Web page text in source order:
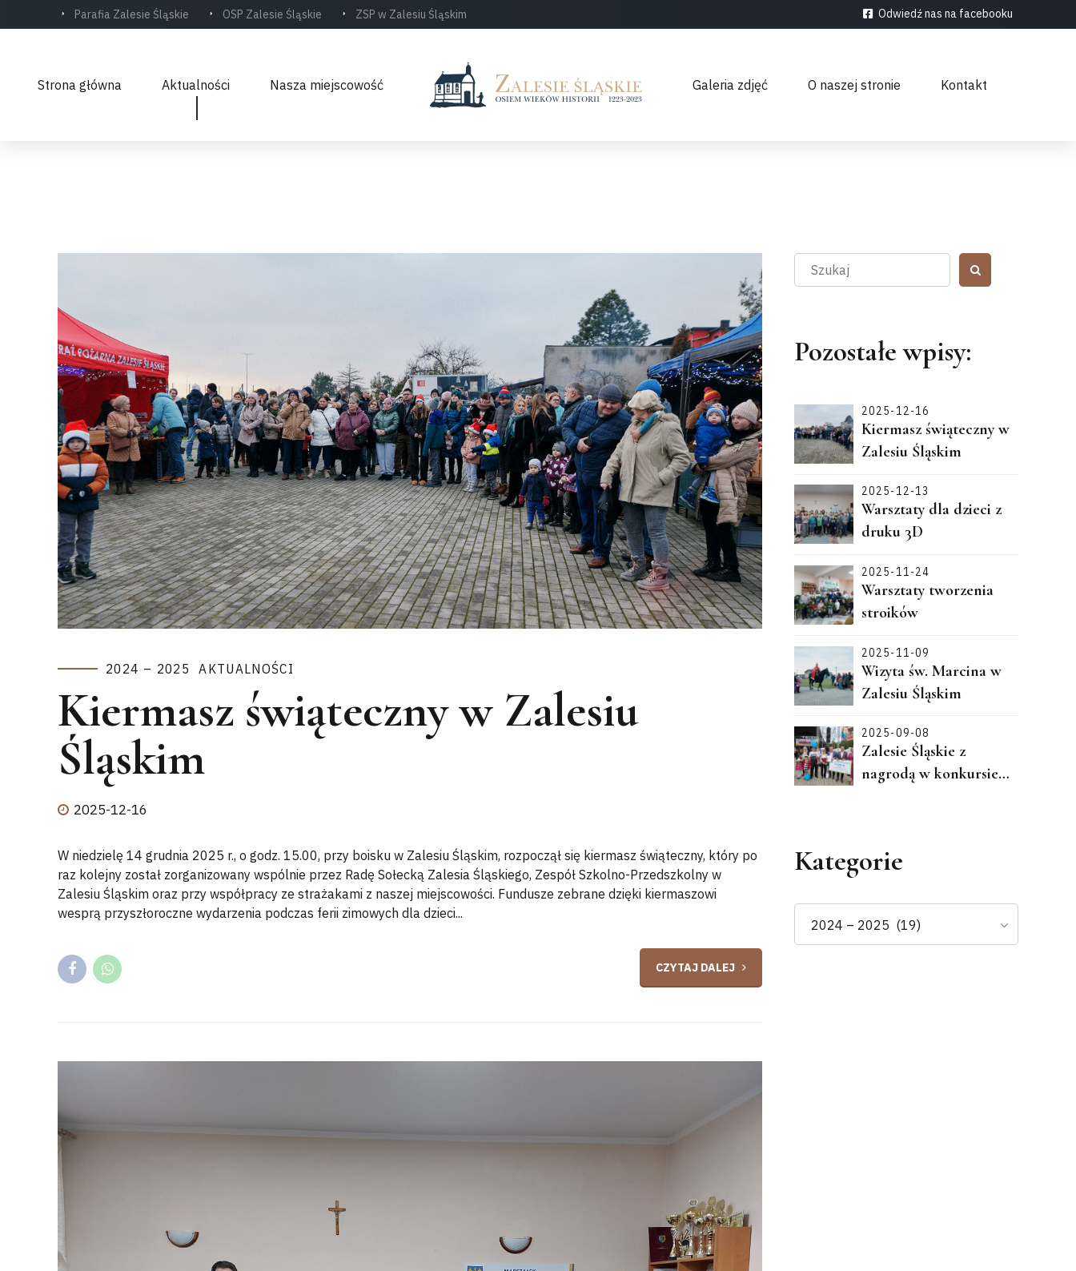
Parafia Zalesie Śląskie OSP Zalesie Śląskie ZSP w Zalesiu Śląskim Odwiedź nas na facebooku
Strona główna Aktualności Nasza miejscowość Galeria zdjęć O naszej stronie Kontakt
2024 – 2025 AKTUALNOŚCI
Kiermasz świąteczny w Zalesiu
Śląskim
2025-12-16
W niedzielę 14 grudnia 2025 r., o godz. 15.00, przy boisku w Zalesiu Śląskim, rozpoczął się kiermasz świąteczny, który po
raz kolejny został zorganizowany wspólnie przez Radę Sołecką Zalesia Śląskiego, Zespół Szkolno-Przedszkolny w
Zalesiu Śląskim oraz przy współpracy ze strażakami z naszej miejscowości. Fundusze zebrane dzięki kiermaszowi
wesprą przyszłoroczne wydarzenia podczas ferii zimowych dla dzieci...
CZYTAJ DALEJ
Pozostałe wpisy:
2025-12-16
Kiermasz świąteczny w
Zalesiu Śląskim
2025-12-13
Warsztaty dla dzieci z
druku 3D
2025-11-24
Warsztaty tworzenia
stroików
2025-11-09
Wizyta św. Marcina w
Zalesiu Śląskim
2025-09-08
Zalesie Śląskie z
nagrodą w konkursie
Kategorie
2024 – 2025 (19)